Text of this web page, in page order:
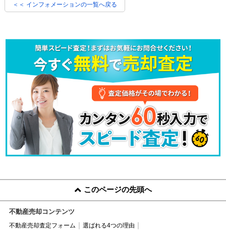
＜＜ インフォメーションの一覧へ戻る
このページの先頭へ
不動産売却コンテンツ
不動産売却査定フォーム
選ばれる4つの理由